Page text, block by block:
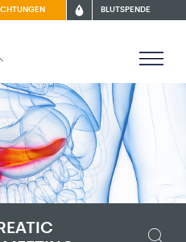
BLUTSPENDE